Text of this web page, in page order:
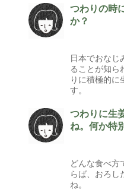
つわりの時
か？
日本でおなじ
ることが知ら
りに積極的に
す。
つわりに生
ね。何か特
どんな食べ方
らば、おろし
ね。